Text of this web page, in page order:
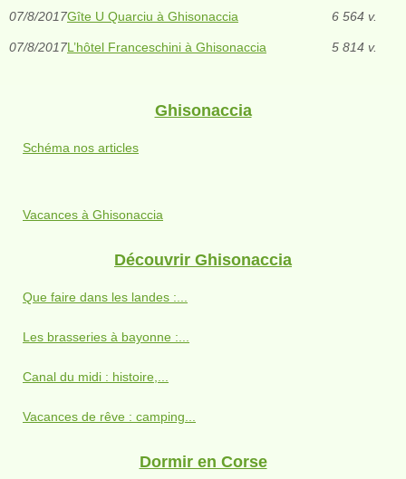
07/8/2017Gîte U Quarciu à Ghisonaccia 6 564 v.
07/8/2017L’hôtel Franceschini à Ghisonaccia 5 814 v.
Ghisonaccia
Schéma nos articles
Vacances à Ghisonaccia
Découvrir Ghisonaccia
Que faire dans les landes :...
Les brasseries à bayonne :...
Canal du midi : histoire,...
Vacances de rêve : camping...
Dormir en Corse